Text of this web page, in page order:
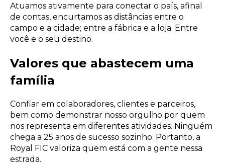
Atuamos ativamente para conectar o país, afinal
de contas, encurtamos as distâncias entre o
campo e a cidade; entre a fábrica e a loja. Entre
você e o seu destino.
Valores que abastecem uma
família
Confiar em colaboradores, clientes e parceiros,
bem como demonstrar nosso orgulho por quem
nos representa em diferentes atividades. Ninguém
chega a 25 anos de sucesso sozinho. Portanto, a
Royal FIC valoriza quem está com a gente nessa
estrada.